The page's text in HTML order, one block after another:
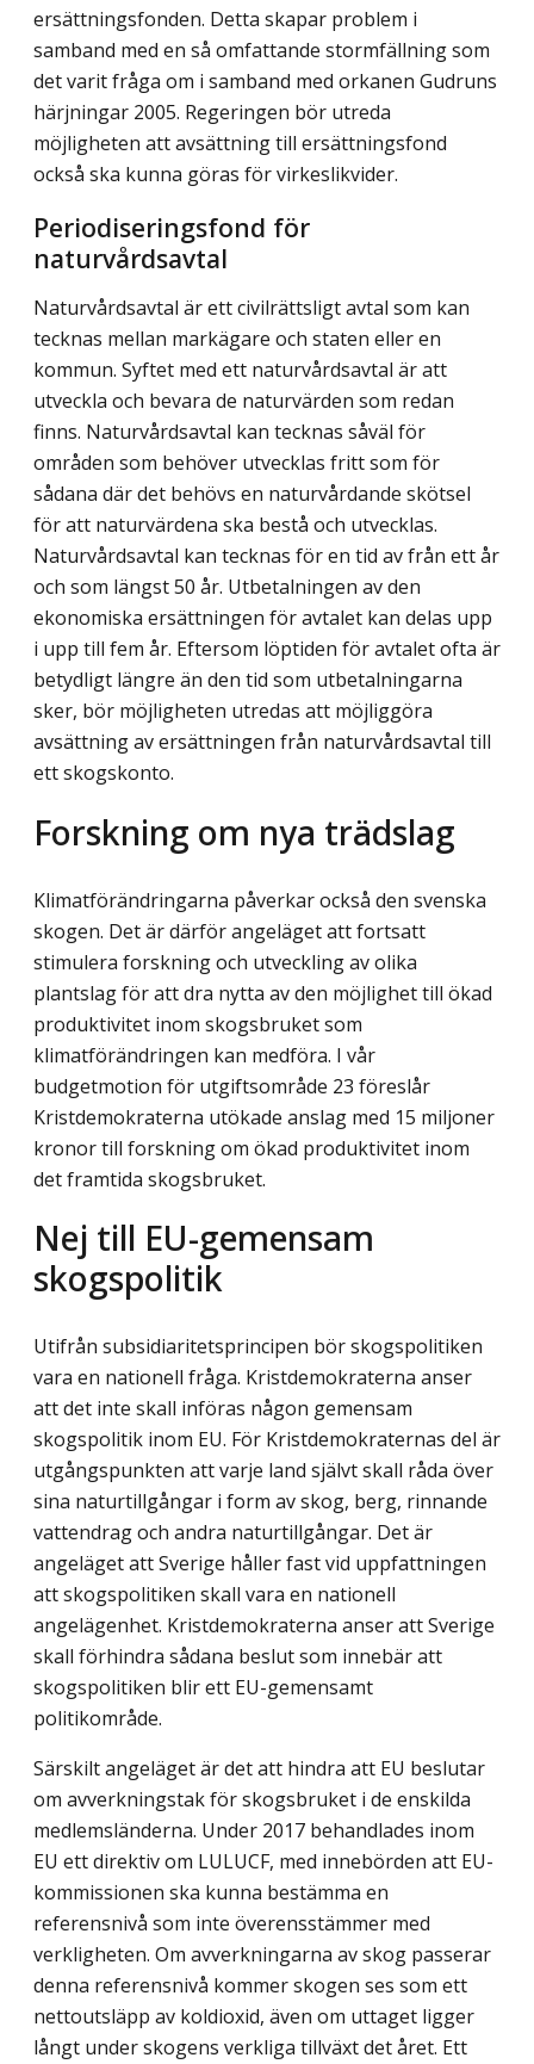
ersättningsfonden. Detta skapar problem i
samband med en så omfattande stormfällning som
det varit fråga om i samband med orkanen Gudruns
härjningar 2005. Regeringen bör utreda
möjligheten att avsättning till ersättningsfond
också ska kunna göras för virkeslikvider.
Periodiseringsfond för
naturvårdsavtal
Naturvårdsavtal är ett civilrättsligt avtal som kan
tecknas mellan markägare och staten eller en
kommun. Syftet med ett naturvårdsavtal är att
utveckla och bevara de natur­värden som redan
finns. Naturvårdsavtal kan tecknas såväl för
områden som behöver utvecklas fritt som för
sådana där det behövs en naturvårdande skötsel
för att natur­värdena ska bestå och utvecklas.
Naturvårdsavtal kan tecknas för en tid av från ett år
och som längst 50 år. Utbetalningen av den
ekonomiska ersättningen för avtalet kan delas upp
i upp till fem år. Eftersom löptiden för avtalet ofta är
betydligt längre än den tid som utbetalningarna
sker, bör möjligheten utredas att möjliggöra
avsättning av ersättningen från naturvårdsavtal till
ett skogskonto.
Forskning om nya trädslag
Klimatförändringarna påverkar också den svenska
skogen. Det är därför angeläget att fortsatt
stimulera forskning och utveckling av olika
plantslag för att dra nytta av den möjlighet till ökad
produktivitet inom skogsbruket som
klimatförändringen kan medföra. I vår
budgetmotion för utgiftsområde 23 föreslår
Kristdemokraterna utökade anslag med 15 miljoner
kronor till forskning om ökad produktivitet inom
det framtida skogsbruket.
Nej till EU-gemensam
skogspolitik
Utifrån subsidiaritetsprincipen bör skogspolitiken
vara en nationell fråga. Kristdemo­kraterna anser
att det inte skall införas någon gemensam
skogspolitik inom EU. För Kristdemokraternas del är
utgångspunkten att varje land självt skall råda över
sina naturtillgångar i form av skog, berg, rinnande
vattendrag och andra naturtillgångar. Det är
angeläget att Sverige håller fast vid uppfattningen
att skogspolitiken skall vara en nationell
angelägenhet. Kristdemokraterna anser att Sverige
skall förhindra sådana beslut som innebär att
skogspolitiken blir ett EU-gemensamt
politikområde.
Särskilt angeläget är det att hindra att EU beslutar
om avverkningstak för skogs­bruket i de enskilda
medlemsländerna. Under 2017 behandlades inom
EU ett direktiv om LULUCF, med innebörden att EU-
kommissionen ska kunna bestämma en
referensnivå som inte överensstämmer med
verkligheten. Om avverkningarna av skog passerar
denna referensnivå kommer skogen ses som ett
nettoutsläpp av koldioxid, även om uttaget ligger
långt under skogens verkliga tillväxt det året. Ett